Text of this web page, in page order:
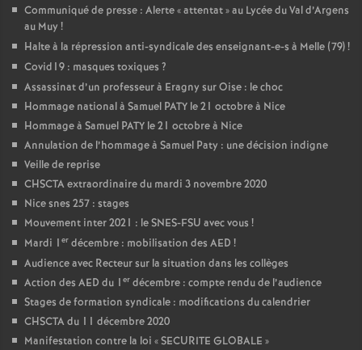
Communiqué de presse : Alerte «attentat» au Lycée du Val d’Argens
au Muy !
Halte à la répression anti-syndicale des enseignant-e-s à Melle (79)!
Covid19 : masques toxiques ?
Assassinat d’un professeur à Eragny sur Oise : le choc
Hommage national à Samuel PATY le 21 octobre à Nice
Hommage à Samuel PATY le 21 octobre à Nice
Annulation de l’hommage à Samuel Paty : une décision indigne
Veille de reprise
CHSCTA extraordinaire du mardi 3 novembre 2020
Nice snes 257 : stages
Mouvement inter 2021 : le SNES-FSU avec vous !
Mardi 1 er décembre : mobilisation des AED !
Audience avec Recteur sur la situation dans les collèges
Action des AED du 1 er décembre : compte rendu de l’audience
Stages de formation syndicale : modifications du calendrier
CHSCTA du 11 décembre 2020
Manifestation contre la loi «SECURITE GLOBALE »